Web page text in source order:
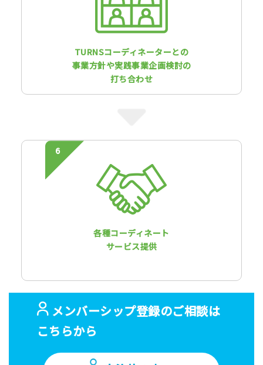
TURNSコーディネーターとの
事業方針や実践事業企画検討の
打ち合わせ
各種コーディネート
サービス提供
メンバーシップ登録のご相談は
こちらから